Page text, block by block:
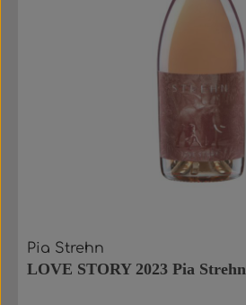
Pia Strehn
LOVE STORY 2023 Pia Strehn